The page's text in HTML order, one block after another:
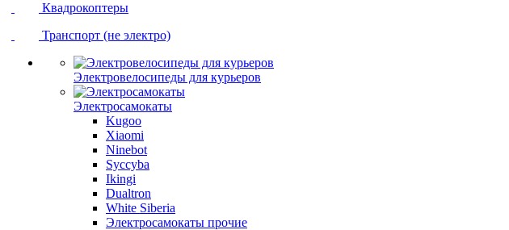
Квадрокоптеры
Транспорт (не электро)
Электровелосипеды для курьеров
Электросамокаты
Kugoo
Xiaomi
Ninebot
Syccyba
Ikingi
Dualtron
White Siberia
Электросамокаты прочие